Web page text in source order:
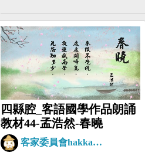
四縣腔_客語國學作品朗誦
教材44-孟浩然-春曉
客家委員會hakkaman